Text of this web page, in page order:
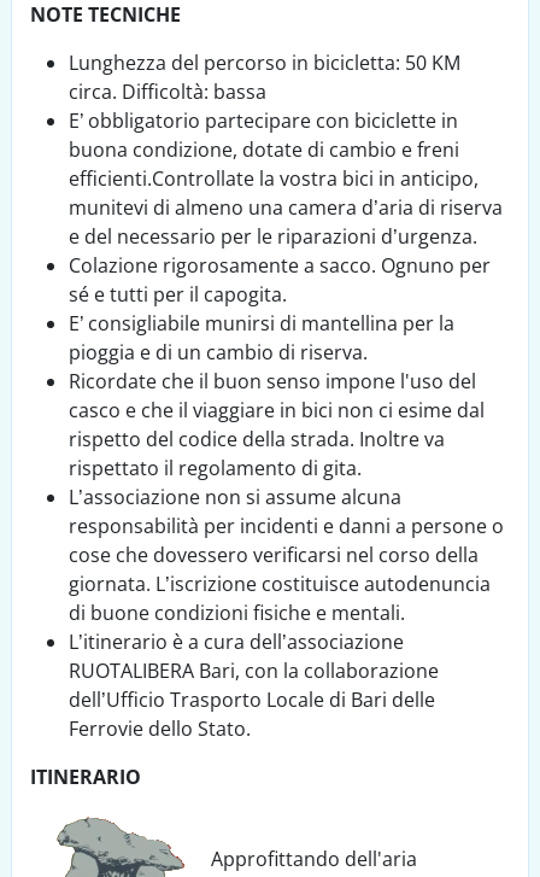
NOTE TECNICHE
Lunghezza del percorso in bicicletta: 50 KM
circa. Difficoltà: bassa
E’ obbligatorio partecipare con biciclette in
buona condizione, dotate di cambio e freni
efficienti.Controllate la vostra bici in anticipo,
munitevi di almeno una camera d’aria di riserva
e del necessario per le riparazioni d’urgenza.
Colazione rigorosamente a sacco. Ognuno per
sé e tutti per il capogita.
E’ consigliabile munirsi di mantellina per la
pioggia e di un cambio di riserva.
Ricordate che il buon senso impone l'uso del
casco e che il viaggiare in bici non ci esime dal
rispetto del codice della strada. Inoltre va
rispettato il regolamento di gita.
L’associazione non si assume alcuna
responsabilità per incidenti e danni a persone o
cose che dovessero verificarsi nel corso della
giornata. L’iscrizione costituisce autodenuncia
di buone condizioni fisiche e mentali.
L’itinerario è a cura dell’associazione
RUOTALIBERA Bari, con la collaborazione
dell’Ufficio Trasporto Locale di Bari delle
Ferrovie dello Stato.
ITINERARIO
Approfittando dell'aria